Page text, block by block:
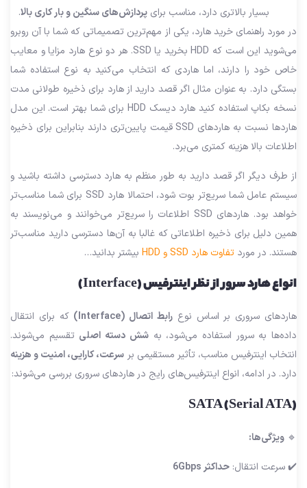
بسیار بالاتری دارد، مناسب برای پردازش‌های سنگین و بار کاری بالا.
در مورد راهنمای خرید هارد، یکی از مهم‌ترین تصمیماتی که شما با آن روبرو
می‌شوید این است که HDD بخرید یا SSD. هر دو نوع هارد مزایا و معایب
خاص خود را دارند، اما هاردی که انتخاب می‌کنید به نوع استفاده شما
بستگی دارد. به عنوان مثال اگر قصد دارید از هارد برای ذخیره طولانی مدت
نسخه بکاپ استفاده کنید هارد دیسک HDD برای شما بهتر است. این مدل
هارد‌ها نسبت به هاردهای SSD قیمت پایین‌تری دارند بنابراین برای ذخیره
اطلاعات بالا هزینه کمتری می‌برد.
از طرف دیگر اگر قصد دارید به طور منظم به هارد دسترسی داشته باشید و
سیستم عامل شما سریع‌تر بوت شود، احتمالا هارد SSD برای شما مناسب‌تر
خواهد بود. هاردهای SSD اطلاعات را سریع‌تر می‌خوانند و می‌نویسند به
همین دلیل برای ذخیره اطلاعاتی که غالبا به آن‌ها دسترسی دارید مناسب‌تر
هستند. در موردتفاوت هارد SSD و HDD بیشتر بدانید…
انواع هارد سرور از نظر اینترفیس (Interface)
هاردهای سروری بر اساس نوع رابط اتصال (Interface)
که برای انتقال
داده‌ها به سرور استفاده می‌شود، به شش دسته اصلیتقسیم می‌شوند.
انتخاب اینترفیس مناسب، تأثیر مستقیمی بر سرعت، کارایی، امنیت و هزینه
دارد. در ادامه، انواع اینترفیس‌های رایج در هاردهای سروری بررسی می‌شوند:
SATA (Serial ATA)
🔹 ویژگی‌ها:
✔️ سرعت انتقال: حداکثر 6Gbps